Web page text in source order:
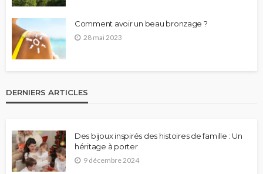
Comment avoir un beau bronzage ?
28 mai 2023
DERNIERS ARTICLES
Des bijoux inspirés des histoires de famille : Un
héritage à porter
9 décembre 2024